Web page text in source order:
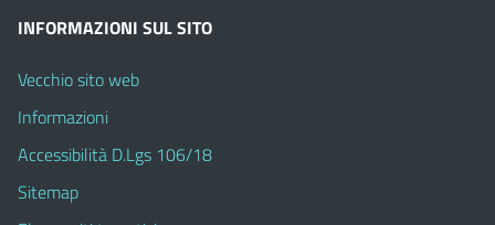
INFORMAZIONI SUL SITO
Vecchio sito web
Informazioni
Accessibilità D.Lgs 106/18
Sitemap